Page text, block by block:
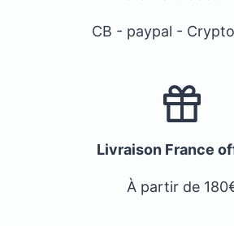
CB - paypal -
Livraison France
À partir de